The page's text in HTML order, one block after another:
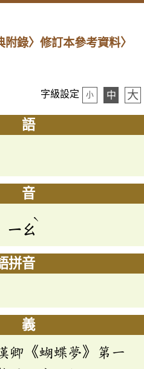
錄〉修訂本參考資料〉
字級設定 小 中 大
語
音
ㄧㄠ
ˋ
拼音
義
卿《蝴蝶夢》第一